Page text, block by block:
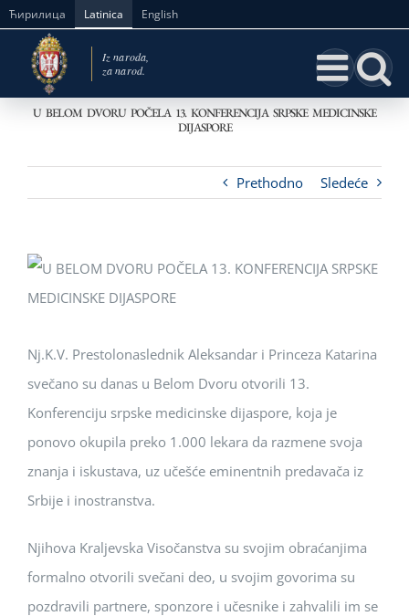
Skip
content
Ћирилица Latinica English
U BELOM DVORU POČELA 13. KONFERENCIJA SRPSKE MEDICINSKE
DIJASPORE
Prethodno Sledeće
Nj.K.V. Prestolonaslednik Aleksandar i Princeza Katarina
svečano su danas u Belom Dvoru otvorili 13.
Konferenciju srpske medicinske dijaspore, koja je
ponovo okupila preko 1.000 lekara da razmene svoja
znanja i iskustava, uz učešće eminentnih predavača iz
Srbije i inostranstva.
Njihova Kraljevska Visočanstva su svojim obraćanjima
formalno otvorili svečani deo, u svojim govorima su
pozdravili partnere, sponzore i učesnike i zahvalili im se